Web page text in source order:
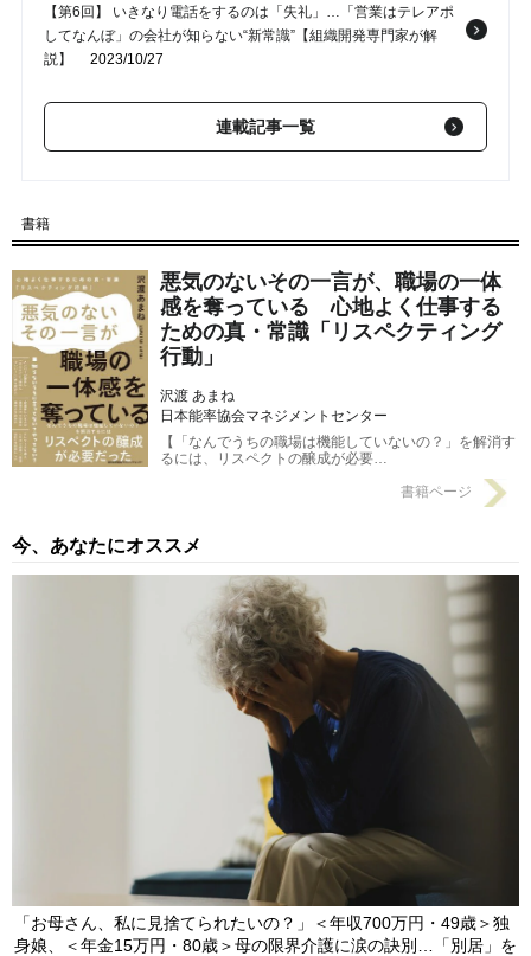
【第6回】 いきなり電話をするのは「失礼」…「営業はテレアポ
してなんぼ」の会社が知らない“新常識”【組織開発専門家が解
説】
2023/10/27
【第4回】 マネージャー「こういうわけだから、みんなに言って
おいて」←この指示出しを続けた“末路”【組織開発専門家が解
説】2023/10/13
「言うべきではない」よくある一言【組織開発専門家が解説】
2023/10/06
【第2回】 「すみません部長、じつは…」「えっ？」⇒トラブル
が起きてから報告を受けたとき、言ってはいけない「一言」【組
織開発専門家が解説】2023/09/29
連載記事一覧
書籍
悪気のないその一言が、職場の一体
感を奪っている 心地よく仕事する
ための真・常識「リスペクティング
行動」
沢渡 あまね
日本能率協会マネジメントセンター
【「なんでうちの職場は機能していないの？」を解消す
るには、リスペクトの醸成が必要…
書籍ページ
今、あなたにオススメ
「お母さん、私に見捨てられたいの？」＜年収700万円・49歳＞独
身娘、＜年金15万円・80歳＞母の限界介護に涙の訣別…「別居」を